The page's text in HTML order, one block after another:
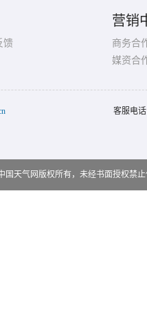
馈
营销
商务合
媒资合
客服电
国天气网版权所有，未经书面授权